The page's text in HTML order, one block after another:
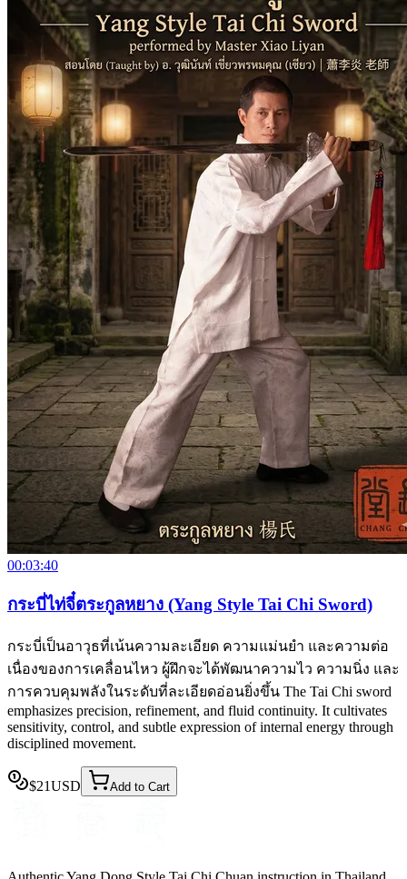
00:03:40
กระบี่ไท่จี๋ตระกูลหยาง (Yang Style Tai Chi Sword)
กระบี่เป็นอาวุธที่เน้นความละเอียด ความแม่นยำ และความต่อ
เนื่องของการเคลื่อนไหว ผู้ฝึกจะได้พัฒนาความไว ความนิ่ง และ
การควบคุมพลังในระดับที่ละเอียดอ่อนยิ่งขึ้น The Tai Chi sword
emphasizes precision, refinement, and fluid continuity. It cultivates
sensitivity, control, and subtle expression of internal energy through
disciplined movement.
$21USD Add to Cart